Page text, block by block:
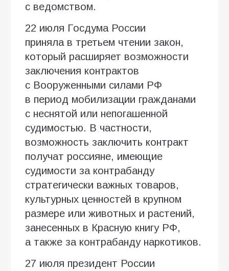
с ведомством.
22 июля Госдума России
приняла в третьем чтении закон,
который расширяет возможности
заключения контрактов
с Вооруженными силами РФ
в период мобилизации гражданами
с неснятой или непогашенной
судимостью. В частности,
возможность заключить контракт
получат россияне, имеющие
судимости за контрабанду
стратегически важных товаров,
культурных ценностей в крупном
размере или животных и растений,
занесенных в Красную книгу РФ,
а также за контрабанду наркотиков.
27 июля президент России